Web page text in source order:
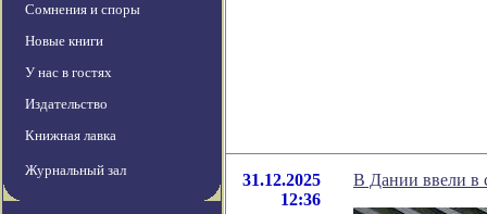
Сомнения и споры
Новые книги
У нас в гостях
Издательство
Книжная лавка
Журнальный зал
31.12.2025
12:36
В Дании ввели в